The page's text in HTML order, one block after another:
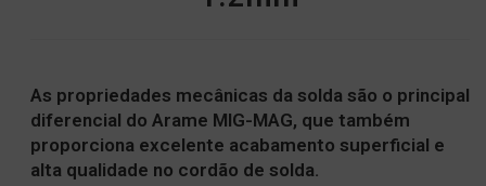
As propriedades mecânicas da solda são o principal
diferencial do Arame MIG-MAG, que também
proporciona excelente acabamento superficial e
alta qualidade no cordão de solda.